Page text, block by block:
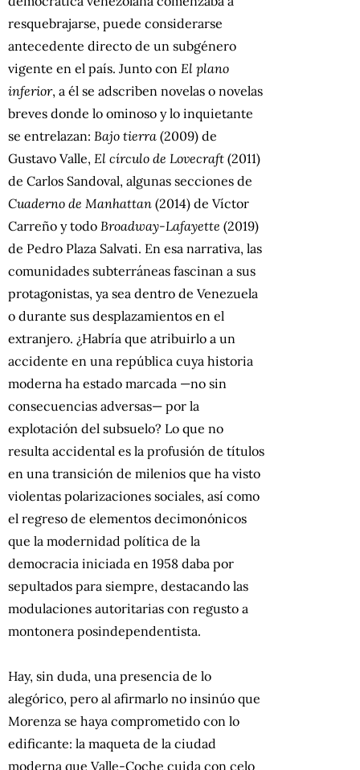
resquebrajarse, puede considerarse
antecedente directo de un subgénero
vigente en el país. Junto con El plano
inferior, a él se adscriben novelas o novelas
breves donde lo ominoso y lo inquietante
se entrelazan: Bajo tierra (2009) de
Gustavo Valle, El círculo de Lovecraft (2011)
de Carlos Sandoval, algunas secciones de
Cuaderno de Manhattan (2014) de Víctor
Carreño y todo Broadway-Lafayette (2019)
de Pedro Plaza Salvati. En esa narrativa, las
comunidades subterráneas fascinan a sus
protagonistas, ya sea dentro de Venezuela
o durante sus desplazamientos en el
extranjero. ¿Habría que atribuirlo a un
accidente en una república cuya historia
moderna ha estado marcada —no sin
consecuencias adversas— por la
explotación del subsuelo? Lo que no
resulta accidental es la profusión de títulos
en una transición de milenios que ha visto
violentas polarizaciones sociales, así como
el regreso de elementos decimonónicos
que la modernidad política de la
democracia iniciada en 1958 daba por
sepultados para siempre, destacando las
modulaciones autoritarias con regusto a
montonera posindependentista.
Hay, sin duda, una presencia de lo
alegórico, pero al afirmarlo no insinúo que
Morenza se haya comprometido con lo
edificante: la maqueta de la ciudad
moderna que Valle-Coche cuida con celo